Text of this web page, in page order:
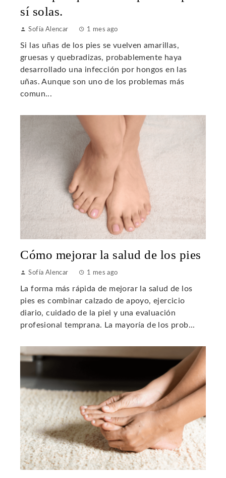
sí solas.
Sofía Alencar 1 mes ago
Si las uñas de los pies se vuelven amarillas,
gruesas y quebradizas, probablemente haya
desarrollado una infección por hongos en las
uñas. Aunque son uno de los problemas más
comun...
Cómo mejorar la salud de los pies
Sofía Alencar 1 mes ago
La forma más rápida de mejorar la salud de los
pies es combinar calzado de apoyo, ejercicio
diario, cuidado de la piel y una evaluación
profesional temprana. La mayoría de los prob...